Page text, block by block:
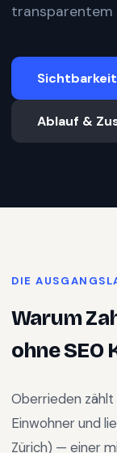
transparentem
Ablauf &
DIE
Warum
ohne
Oberrieden zählt
Einwohner und
Zürich) — einer